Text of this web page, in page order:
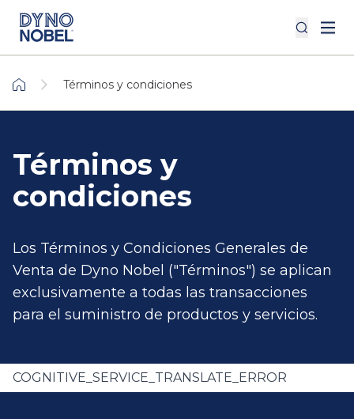
Términos y condiciones
Términos y
condiciones
Los Términos y Condiciones Generales de
Venta de Dyno Nobel ("Términos") se aplican
exclusivamente a todas las transacciones
para el suministro de productos y servicios.
COGNITIVE_SERVICE_TRANSLATE_ERROR